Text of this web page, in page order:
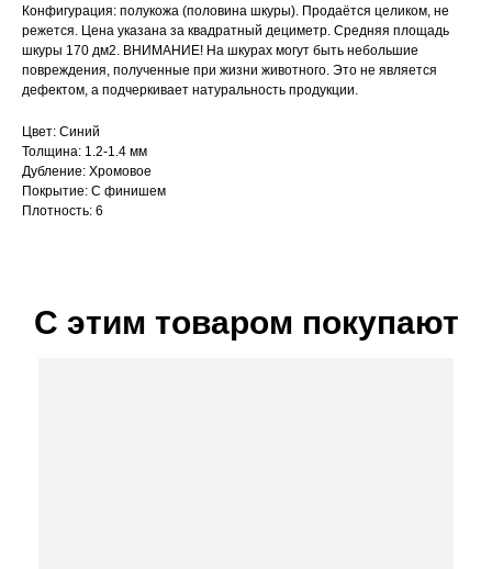
Конфигурация: полукожа (половина шкуры). Продаётся целиком, не
режется. Цена указана за квадратный дециметр. Средняя площадь
шкуры 170 дм2. ВНИМАНИЕ! На шкурах могут быть небольшие
повреждения, полученные при жизни животного. Это не является
дефектом, а подчеркивает натуральность продукции.
Цвет: Синий
Толщина: 1.2-1.4 мм
Дубление: Хромовое
Покрытие: С финишем
Плотность: 6
С этим товаром покупают